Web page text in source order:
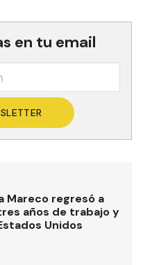
en tu email
Mareco regresó a
años de trabajo y
Unidos